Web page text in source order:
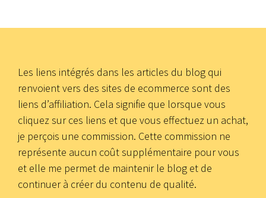
Les liens intégrés dans les articles du blog qui
renvoient vers des sites de ecommerce sont des
liens d’affiliation. Cela signifie que lorsque vous
cliquez sur ces liens et que vous effectuez un achat,
je perçois une commission. Cette commission ne
représente aucun coût supplémentaire pour vous
et elle me permet de maintenir le blog et de
continuer à créer du contenu de qualité.